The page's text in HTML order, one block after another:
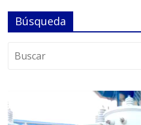
Búsqueda